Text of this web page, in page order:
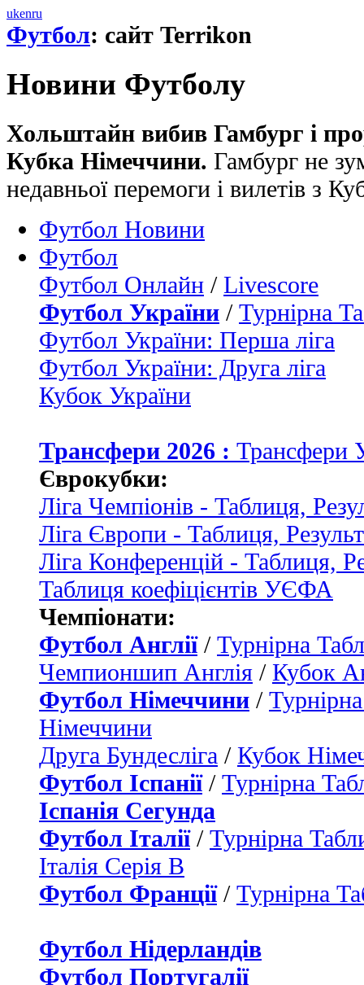
ukenru
Футбол: сайт Terrikon
Новини Футболу
Хольштайн вибив Гамбург і
Кубка Німеччини. Гамбург не
недавньої перемоги і вилетів з
Футбол Новини
Футбол
Футбол Онлайн / Livescore
Футбол України / Турнірна
Футбол України: Перша ліга
Футбол України: Друга ліга
Кубок України
Трансфери 2026 : Трансфери
Єврокубки:
Ліга Чемпіонів - Таблиця,
Ліга Європи - Таблиця,
Ліга Конференцій - Таблиця,
Таблиця коефіцієнтів УЄФА
Чемпіонати:
Футбол Англії/ Турнірна
Чемпионшип Англія / Кубок
Футбол Німеччини /
Німеччини
Друга Бундесліга / Кубок
Футбол Іспанії/ Турнірна
Іспанія Сегунда
Футбол Італії/ Турнірна
Італія Серія B
Футбол Франції/ Турнірна
Футбол Нідерландiв
Футбол Португалії